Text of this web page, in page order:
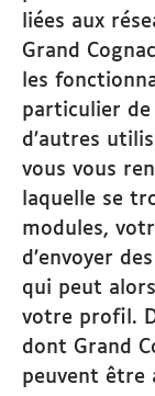
liées aux
Grand
les
particulier de
d’autres
vous vous
laquelle se
modules,
d’envoyer
qui peut
votre profil.
dont Grand
peuvent être